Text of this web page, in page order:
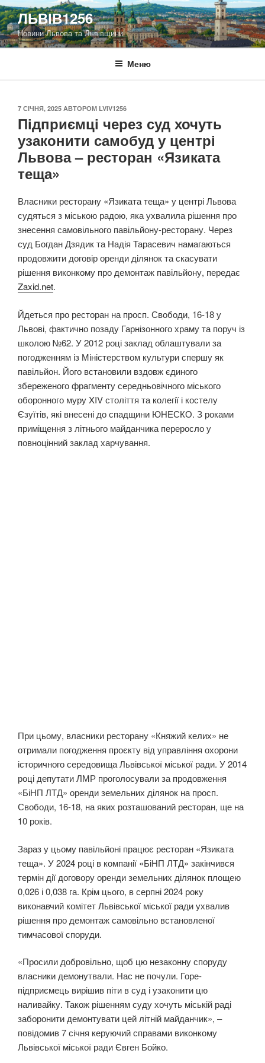
Перейти
до
вмісту
ЛЬВІВ1256
Новини Львова та Львівщини
Меню
ОПУБЛІКОВАНО
7 СІЧНЯ, 2025 АВТОРОМ LVIV1256
Підприємці через суд хочуть
узаконити самобуд у центрі
Львова – ресторан «Язиката
теща»
Власники ресторану «Язиката теща» у центрі Львова
судяться з міською радою, яка ухвалила рішення про
знесення самовільного павільйону-ресторану. Через
суд Богдан Дзядик та Надія Тарасевич намагаються
продовжити договір оренди ділянок та скасувати
рішення виконкому про демонтаж павільйону, передає
Zaxid.net.
Йдеться про ресторан на просп. Свободи, 16-18 у
Львові, фактично позаду Гарнізонного храму та поруч із
школою №62. У 2012 році заклад облаштували за
погодженням із Міністерством культури спершу як
павільйон. Його встановили вздовж єдиного
збереженого фрагменту середньовічного міського
оборонного муру XIV століття та колегії і костелу
Єзуїтів, які внесені до спадщини ЮНЕСКО. З роками
приміщення з літнього майданчика переросло у
повноцінний заклад харчування.
При цьому, власники ресторану «Княжий келих» не
отримали погодження проєкту від управління охорони
історичного середовища Львівської міської ради. У 2014
році депутати ЛМР проголосували за продовження
«БіНП ЛТД» оренди земельних ділянок на просп.
Свободи, 16-18, на яких розташований ресторан, ще на
10 років.
Зараз у цьому павільйоні працює ресторан «Язиката
теща». У 2024 році в компанії «БіНП ЛТД» закінчився
термін дії договору оренди земельних ділянок площею
0,026 і 0,038 га. Крім цього, в серпні 2024 року
виконавчий комітет Львівської міської ради ухвалив
рішення про демонтаж самовільно встановленої
тимчасової споруди.
«Просили добровільно, щоб цю незаконну споруду
власники демонутвали. Нас не почули. Горе-
підприємець вирішив піти в суд і узаконити цю
наливайку. Також рішенням суду хочуть міській раді
заборонити демонтувати цей літній майданчик», –
повідомив 7 січня керуючий справами виконкому
Львівської міської ради Євген Бойко.